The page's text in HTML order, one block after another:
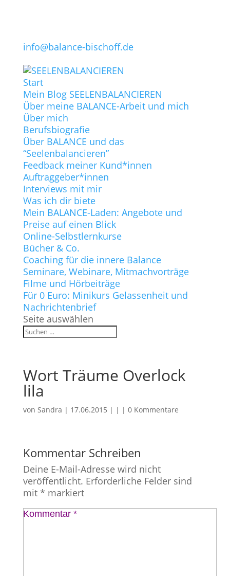
info@balance-bischoff.de
Start
Mein Blog SEELENBALANCIEREN
Über meine BALANCE-Arbeit und mich
Über mich
Berufsbiografie
Über BALANCE und das
“Seelenbalancieren”
Feedback meiner Kund*innen
Auftraggeber*innen
Interviews mit mir
Was ich dir biete
Mein BALANCE-Laden: Angebote und
Preise auf einen Blick
Online-Selbstlernkurse
Bücher & Co.
Coaching für die innere Balance
Seminare, Webinare, Mitmachvorträge
Filme und Hörbeiträge
Für 0 Euro: Minikurs Gelassenheit und
Nachrichtenbrief
Seite auswählen
Wort Träume Overlock
lila
von Sandra | 17.06.2015 | | | 0 Kommentare
Kommentar Schreiben
Deine E-Mail-Adresse wird nicht
veröffentlicht. Erforderliche Felder sind
mit * markiert
Kommentar *